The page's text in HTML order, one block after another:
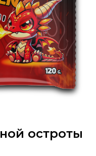
остроты